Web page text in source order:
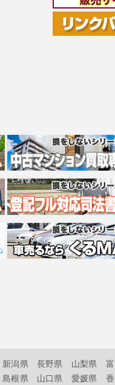
新潟県 長野県 山梨県
島根県 山口県 愛媛県